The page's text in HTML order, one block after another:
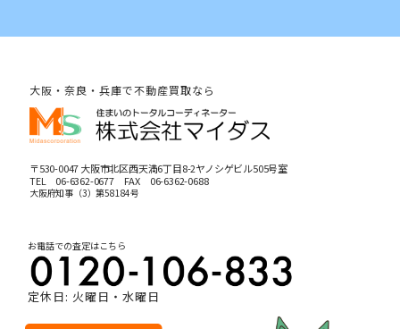
大阪・奈良・兵庫で不動産買取なら
〒530-0047 大阪市北区西天満6丁目8-2ヤノシゲビル505号室
TEL 06-6362-0677FAX 06-6362-0688
大阪府知事（3）第58184号
お電話での査定はこちら
定休日: 火曜日・水曜日